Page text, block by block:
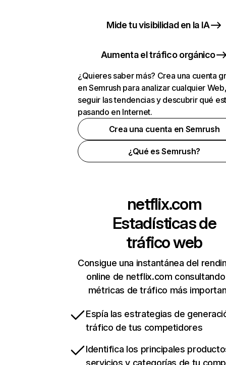
Mide tu visibilidad en la IA
Aumenta el tráfico orgánico
¿Quieres saber más? Crea una cuenta
en Semrush para analizar cualquier
seguir las tendencias y descubrir qué
pasando en Internet.
Crea una cuenta en Semrush
¿Qué es Semrush?
netflix.com
Estadísticas de
tráfico web
Consigue una instantánea del
online de netflix.com
métricas de tráfico más
Espía las estrategias de
tráfico de tus competidores
Identifica los principales
servicios y categorías de tu